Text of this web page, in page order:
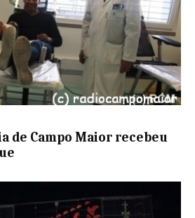
de Campo Maior recebeu